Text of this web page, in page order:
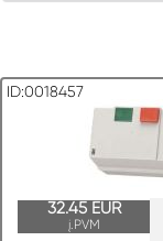
ID:0018457
32.45 EUR
į.PVM